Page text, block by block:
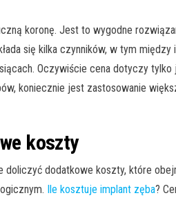
koronę. Jest to wygodne
się kilka czynników, w tym
Oczywiście cena dotyczy
koniecznie jest zastosowanie
koszty
dodatkowe koszty, które
Ile kosztuje implant zęba?